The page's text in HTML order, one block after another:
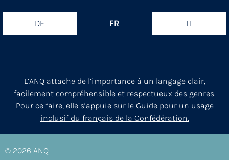
DE FR IT
L’ANQ attache de l’importance à un langage clair,
facilement compréhensible et respectueux des genres.
Pour ce faire, elle s’appuie sur le Guide pour un usage
inclusif du français de la Confédération.
© 2026 ANQ